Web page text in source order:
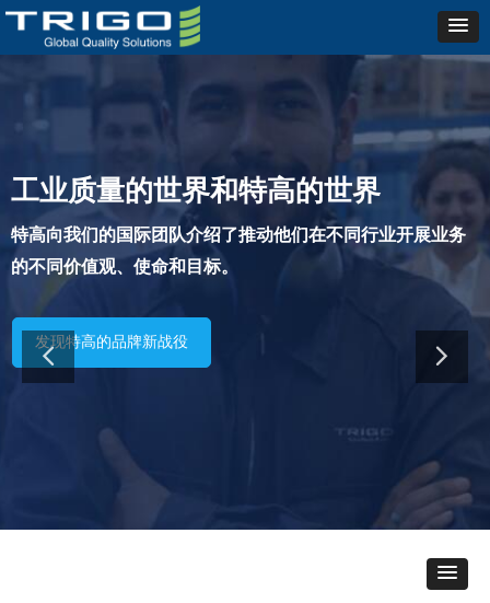
特高集团加快交通运输行业的脱碳
进程
特高公布了其新的ESG战略，旨在加快减少运输行业的碳
下载新的ESG政策